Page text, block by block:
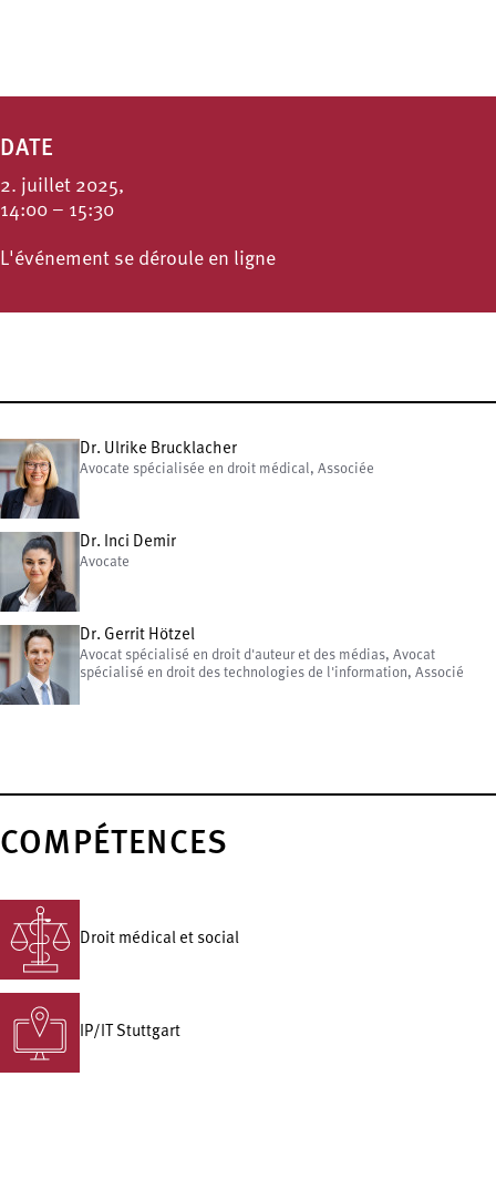
DATE
2. juillet 2025,
14:00 – 15:30
L'événement se déroule en ligne
Dr. Ulrike Brucklacher
Avocate spécialisée en droit médical, Associée
Dr. Inci Demir
Avocate
Dr. Gerrit Hötzel
Avocat spécialisé en droit d'auteur et des médias, Avocat
spécialisé en droit des technologies de l'information, Associé
COMPÉTENCES
Droit médical et social
IP/IT Stuttgart